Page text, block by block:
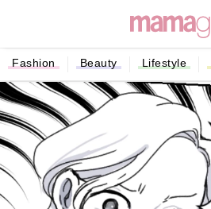
Fashion Beauty Lifestyle